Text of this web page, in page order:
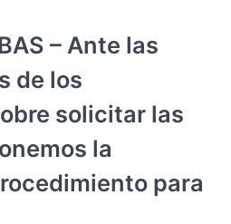
– Ante las
de los
solicitar las
la
para